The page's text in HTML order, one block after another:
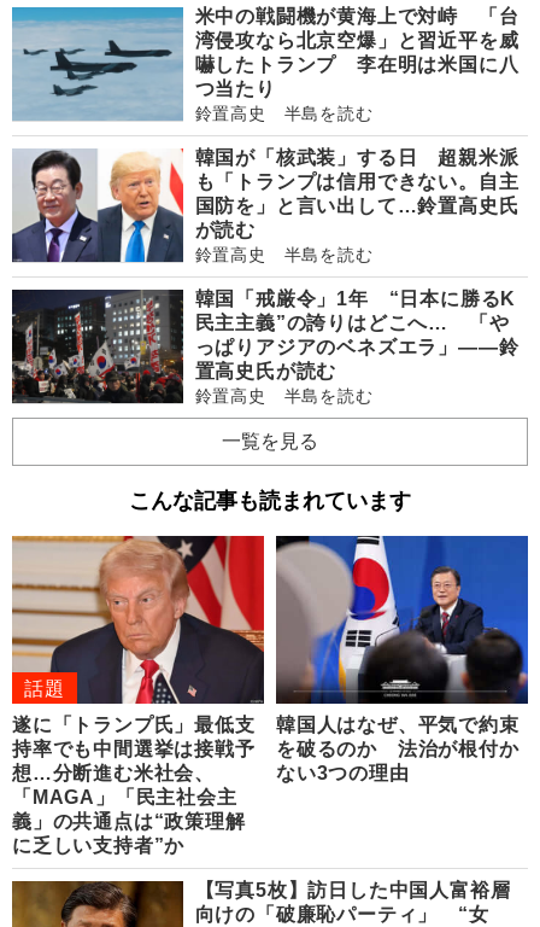
米中の戦闘機が黄海上で対峙 「台
湾侵攻なら北京空爆」と習近平を威
嚇したトランプ 李在明は米国に八
つ当たり
鈴置高史 半島を読む
韓国が「核武装」する日 超親米派
も「トランプは信用できない。自主
国防を」と言い出して…鈴置高史氏
が読む
鈴置高史 半島を読む
韓国「戒厳令」1年 “日本に勝るK
民主主義”の誇りはどこへ… 「や
っぱりアジアのベネズエラ」――鈴
置高史氏が読む
鈴置高史 半島を読む
一覧を見る
こんな記事も読まれています
話題
遂に「トランプ氏」最低支
持率でも中間選挙は接戦予
想…分断進む米社会、
「MAGA」「民主社会主
義」の共通点は“政策理解
に乏しい支持者”か
韓国人はなぜ、平気で約束
を破るのか 法治が根付か
ない3つの理由
【写真5枚】訪日した中国人富裕層
向けの「破廉恥パーティ」 “女